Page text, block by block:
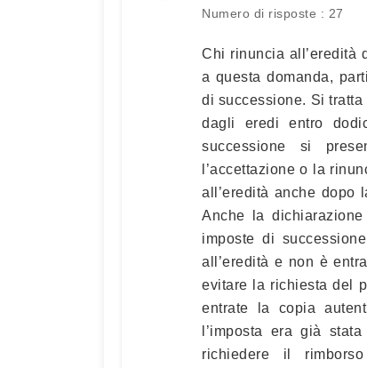
Numero di risposte : 27
Chi rinuncia all’eredità
a questa domanda,
di successione. Si
dagli eredi entro
successione si
l’accettazione o la
all’eredità anche dopo
Anche la
imposte di
all’eredità e non è
evitare la richiesta del
entrate la copia
l’imposta era già
richiedere il